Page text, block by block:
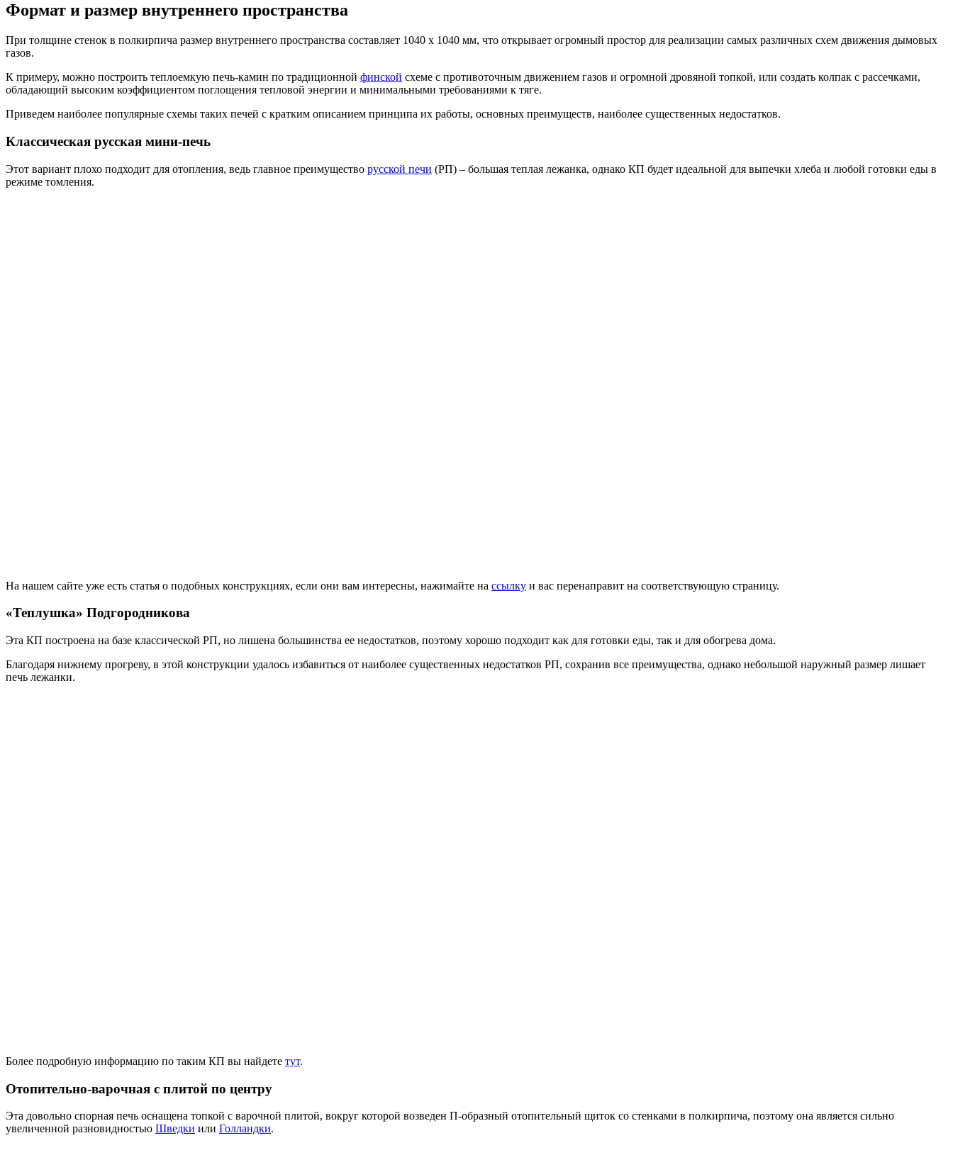
Формат и размер внутреннего пространства
При толщине стенок в полкирпича размер внутреннего пространства составляет 1040 х 1040 мм, что открывает огромный простор для реализации самых различных схем движения дымовых
газов.
К примеру, можно построить теплоемкую печь-камин по традиционной финской схеме с противоточным движением газов и огромной дровяной топкой, или создать колпак с рассечками,
обладающий высоким коэффициентом поглощения тепловой энергии и минимальными требованиями к тяге.
Приведем наиболее популярные схемы таких печей с кратким описанием принципа их работы, основных преимуществ, наиболее существенных недостатков.
Классическая русская мини-печь
Этот вариант плохо подходит для отопления, ведь главное преимущество русской печи (РП) – большая теплая лежанка, однако КП будет идеальной для выпечки хлеба и любой готовки еды в
режиме томления.
На нашем сайте уже есть статья о подобных конструкциях, если они вам интересны, нажимайте на ссылку и вас перенаправит на соответствующую страницу.
«Теплушка» Подгородникова
Эта КП построена на базе классической РП, но лишена большинства ее недостатков, поэтому хорошо подходит как для готовки еды, так и для обогрева дома.
Благодаря нижнему прогреву, в этой конструкции удалось избавиться от наиболее существенных недостатков РП, сохранив все преимущества, однако небольшой наружный размер лишает
печь лежанки.
Более подробную информацию по таким КП вы найдете тут.
Отопительно-варочная с плитой по центру
Эта довольно спорная печь оснащена топкой с варочной плитой, вокруг которой возведен П-образный отопительный щиток со стенками в полкирпича, поэтому она является сильно
увеличенной разновидностью Шведки или Голландки.